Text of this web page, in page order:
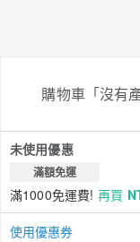
購物車「沒有
未使用優惠
滿額免運
滿1000免運費! 再買
使用優惠券